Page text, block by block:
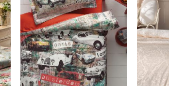
10,755₽